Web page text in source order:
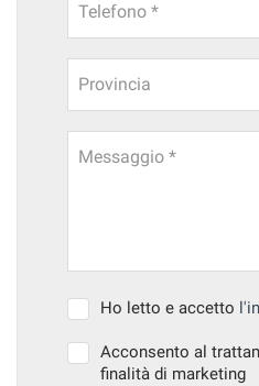
Telefono *
Provincia
Messaggio *
Ho letto e accetto
Acconsento al
finalità di marketing